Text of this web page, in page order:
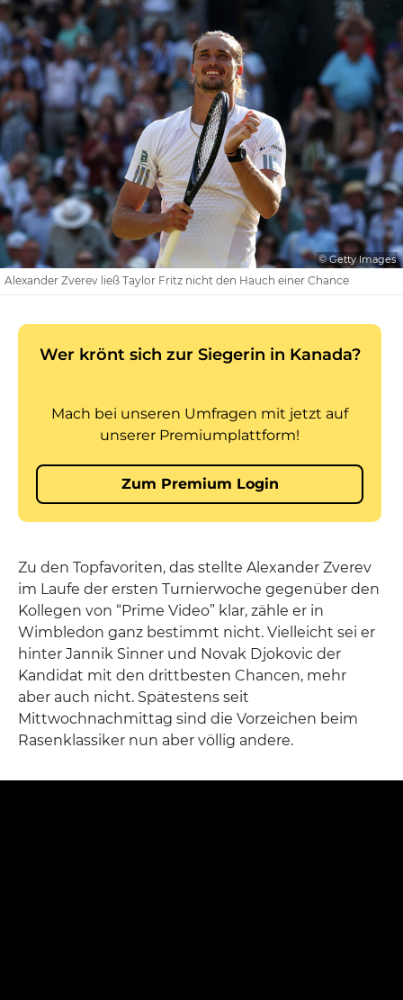
© Getty Images
Alexander Zverev ließ Taylor Fritz nicht den Hauch einer Chance
Zu den Topfavoriten, das stellte Alexander Zverev
im Laufe der ersten Turnierwoche gegenüber den
Kollegen von “Prime Video” klar, zähle er in
Wimbledon ganz bestimmt nicht. Vielleicht sei er
hinter Jannik Sinner und Novak Djokovic der
Kandidat mit den drittbesten Chancen, mehr
aber auch nicht. Spätestens seit
Mittwochnachmittag sind die Vorzeichen beim
Rasenklassiker nun aber völlig andere.